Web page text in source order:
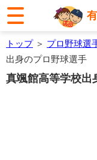
トップ＞ プロ野球選
出身のプロ野球選手
真颯館高等学校出